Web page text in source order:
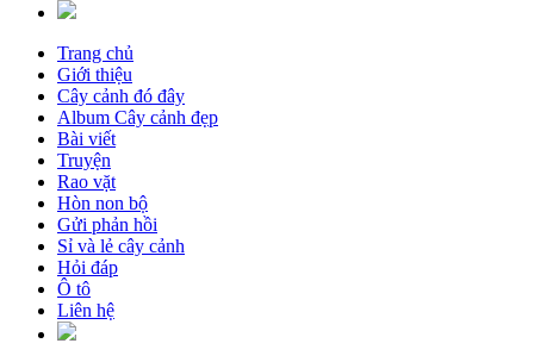
Trang chủ
Giới thiệu
Cây cảnh đó đây
Album Cây cảnh đẹp
Bài viết
Truyện
Rao vặt
Hòn non bộ
Gửi phản hồi
Sỉ và lẻ cây cảnh
Hỏi đáp
Ô tô
Liên hệ